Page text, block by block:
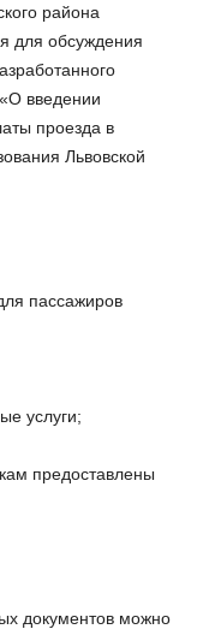
района
для обсуждения
введении
проезда в
Львовской
пассажиров
услуги;
предоставлены
документов можно